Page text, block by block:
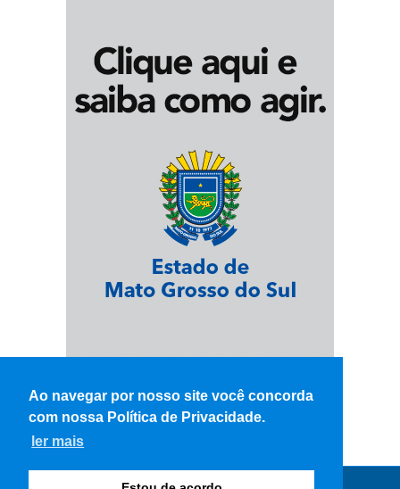
Ao navegar por nosso site você concorda
com nossa Política de Privacidade.
ler mais